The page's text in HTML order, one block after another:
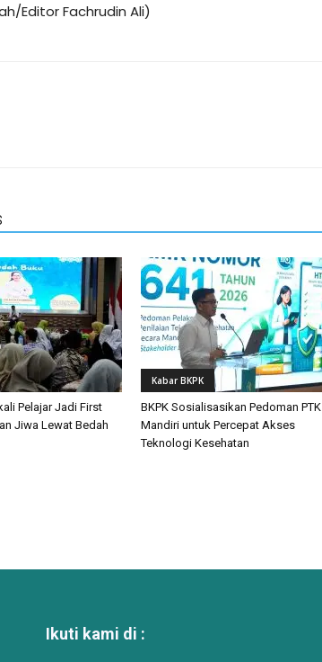
Editor Fachrudin Ali)
Pelajar Jadi First
Jiwa Lewat Bedah
Kabar BKPK
BKPK Sosialisasikan Pedoman PTK
Mandiri untuk Percepat Akses
Teknologi Kesehatan
Ikuti kami di :